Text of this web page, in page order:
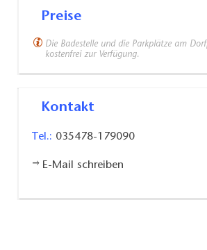
Preise
Die Badestelle und die Parkplätze am
kostenfrei zur Verfügung.
Kontakt
Tel.: 035478-179090
E-Mail schreiben